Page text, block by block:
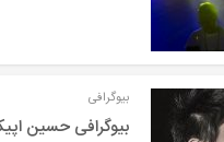
بیوگرافی
بیوگرافی حسین